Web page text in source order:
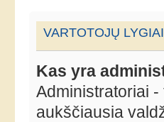
VARTOTOJŲ
Kas yra
Administratoriai
aukščiausia